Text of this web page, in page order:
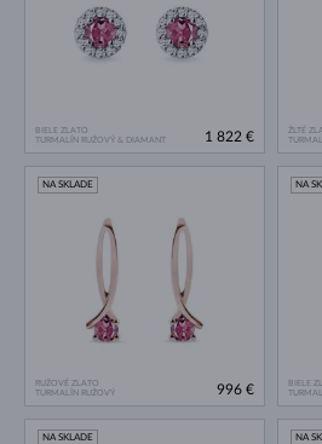
BIELE ZLATO
TURMALÍN RUŽOVÝ & DIAMANT
1 822 €
ŽLTÉ
RUŽOVÉ ZLATO
TURMALÍN RUŽOVÝ
NA SKLADE
996 €
BIELE
NA
NA SKLADE NA